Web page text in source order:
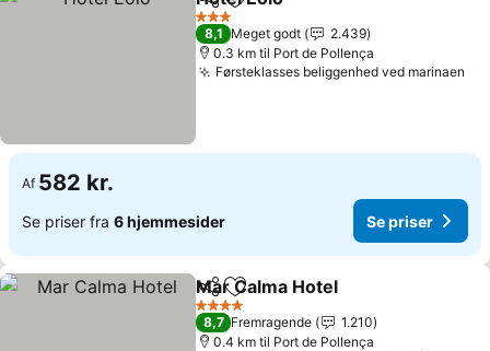
Del Føj til favoritter
3 Stjerner
8,1 Meget godt
2.439
0.3 km til Port de Pollença
Førsteklasses beliggenhed ved marinaen
Af 582 kr.
Se priser fra 6 hjemmesider Se priser
Del Føj til favoritter
Mar Calma Hotel
4 Stjerner
8,7 Fremragende
1.210
0.4 km til Port de Pollença